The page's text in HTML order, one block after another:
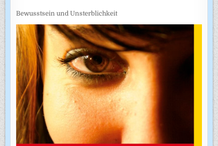
Bewusstsein und Unsterblichkeit